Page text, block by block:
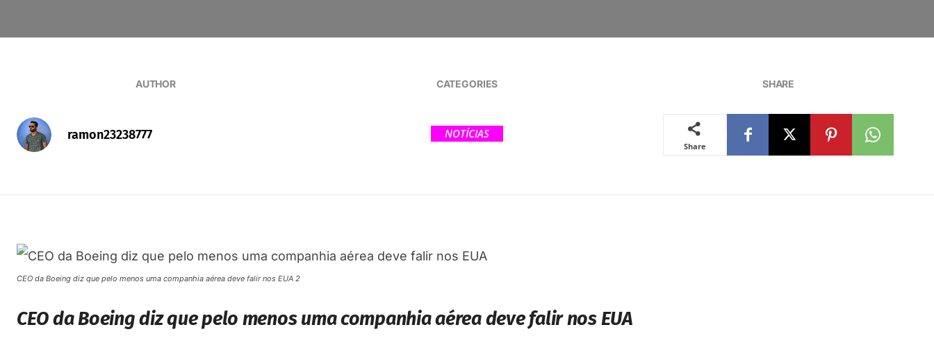
AUTHOR
ramon23238777
CATEGORIES
NOTÍCIAS
SHARE
Share
CEO da Boeing diz que pelo menos uma companhia aérea deve falir nos EUA 2
CEO da Boeing diz que pelo menos uma companhia aérea deve falir nos EUA